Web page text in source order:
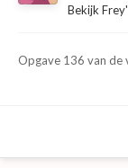
Bekijk
Opgave 136 van de